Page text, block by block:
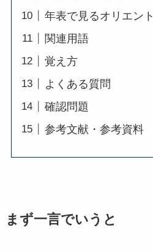
年表で見るオリエント
関連用語
覚え方
よくある質問
確認問題
参考文献・参考資料
まず一言でいうと